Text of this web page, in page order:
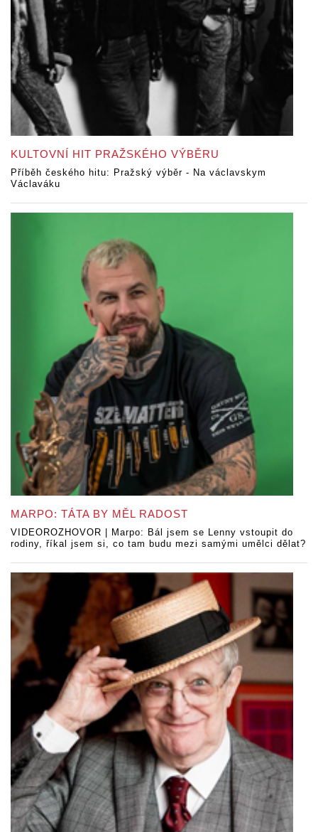
KULTOVNÍ HIT PRAŽSKÉHO VÝBĚRU
Příběh českého hitu: Pražský výběr - Na václavskym
Václaváku
MARPO: TÁTA BY MĚL RADOST
VIDEOROZHOVOR | Marpo: Bál jsem se Lenny vstoupit do
rodiny, říkal jsem si, co tam budu mezi samými umělci dělat?